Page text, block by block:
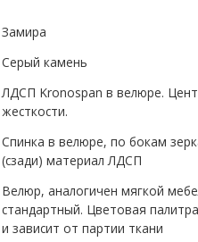
Замира
Серый камень
ЛДСП Kronospan в велюре.
жесткости.
Спинка в велюре, по бокам
(сзади) материал ЛДСП
Велюр, аналогичен мягкой
стандартный. Цветовая
и зависит от партии ткани